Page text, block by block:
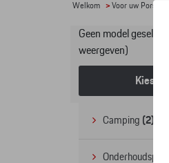
Welkom >Voor uw Porsche
Geen model
weergeven)
Kies
Camping (2)